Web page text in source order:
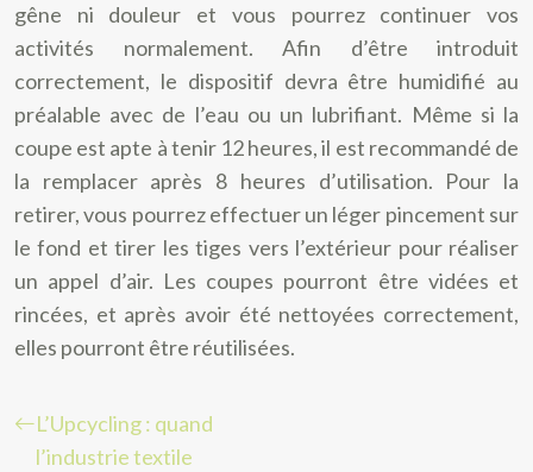
gêne ni douleur et vous pourrez continuer vos
activités normalement. Afin d’être introduit
correctement, le dispositif devra être humidifié au
préalable avec de l’eau ou un lubrifiant. Même si la
coupe est apte à tenir 12 heures, il est recommandé de
la remplacer après 8 heures d’utilisation. Pour la
retirer, vous pourrez effectuer un léger pincement sur
le fond et tirer les tiges vers l’extérieur pour réaliser
un appel d’air. Les coupes pourront être vidées et
rincées, et après avoir été nettoyées correctement,
elles pourront être réutilisées.
L’Upcycling : quand
l’industrie textile